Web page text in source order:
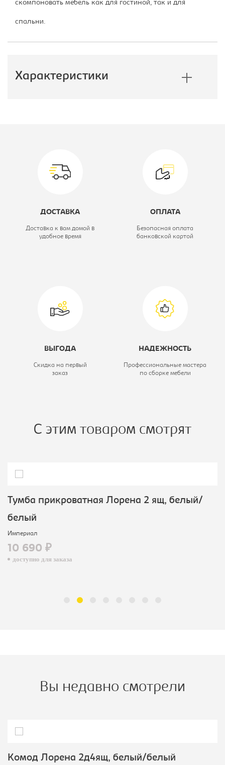
скомпоновать мебель как для гостиной, так и для
спальни.
Характеристики
белый
ДОСТАВКА
Доставка к вам домой в
удобное время
ОПЛАТА
Безопасная оплата
банковской картой
ВЫГОДА
Скидка на первый
заказ
НАДЕЖНОСТЬ
Профессиональные мастера
по сборке мебели
С этим товаром смотрят
Тумба прикроватная Лорена 2 ящ, белый/
белый
Империал
10 690 ₽
доступно для заказа
Вы недавно смотрели
Комод Лорена 2д4ящ, белый/белый